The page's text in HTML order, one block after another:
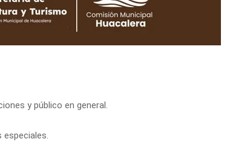
y público en general.